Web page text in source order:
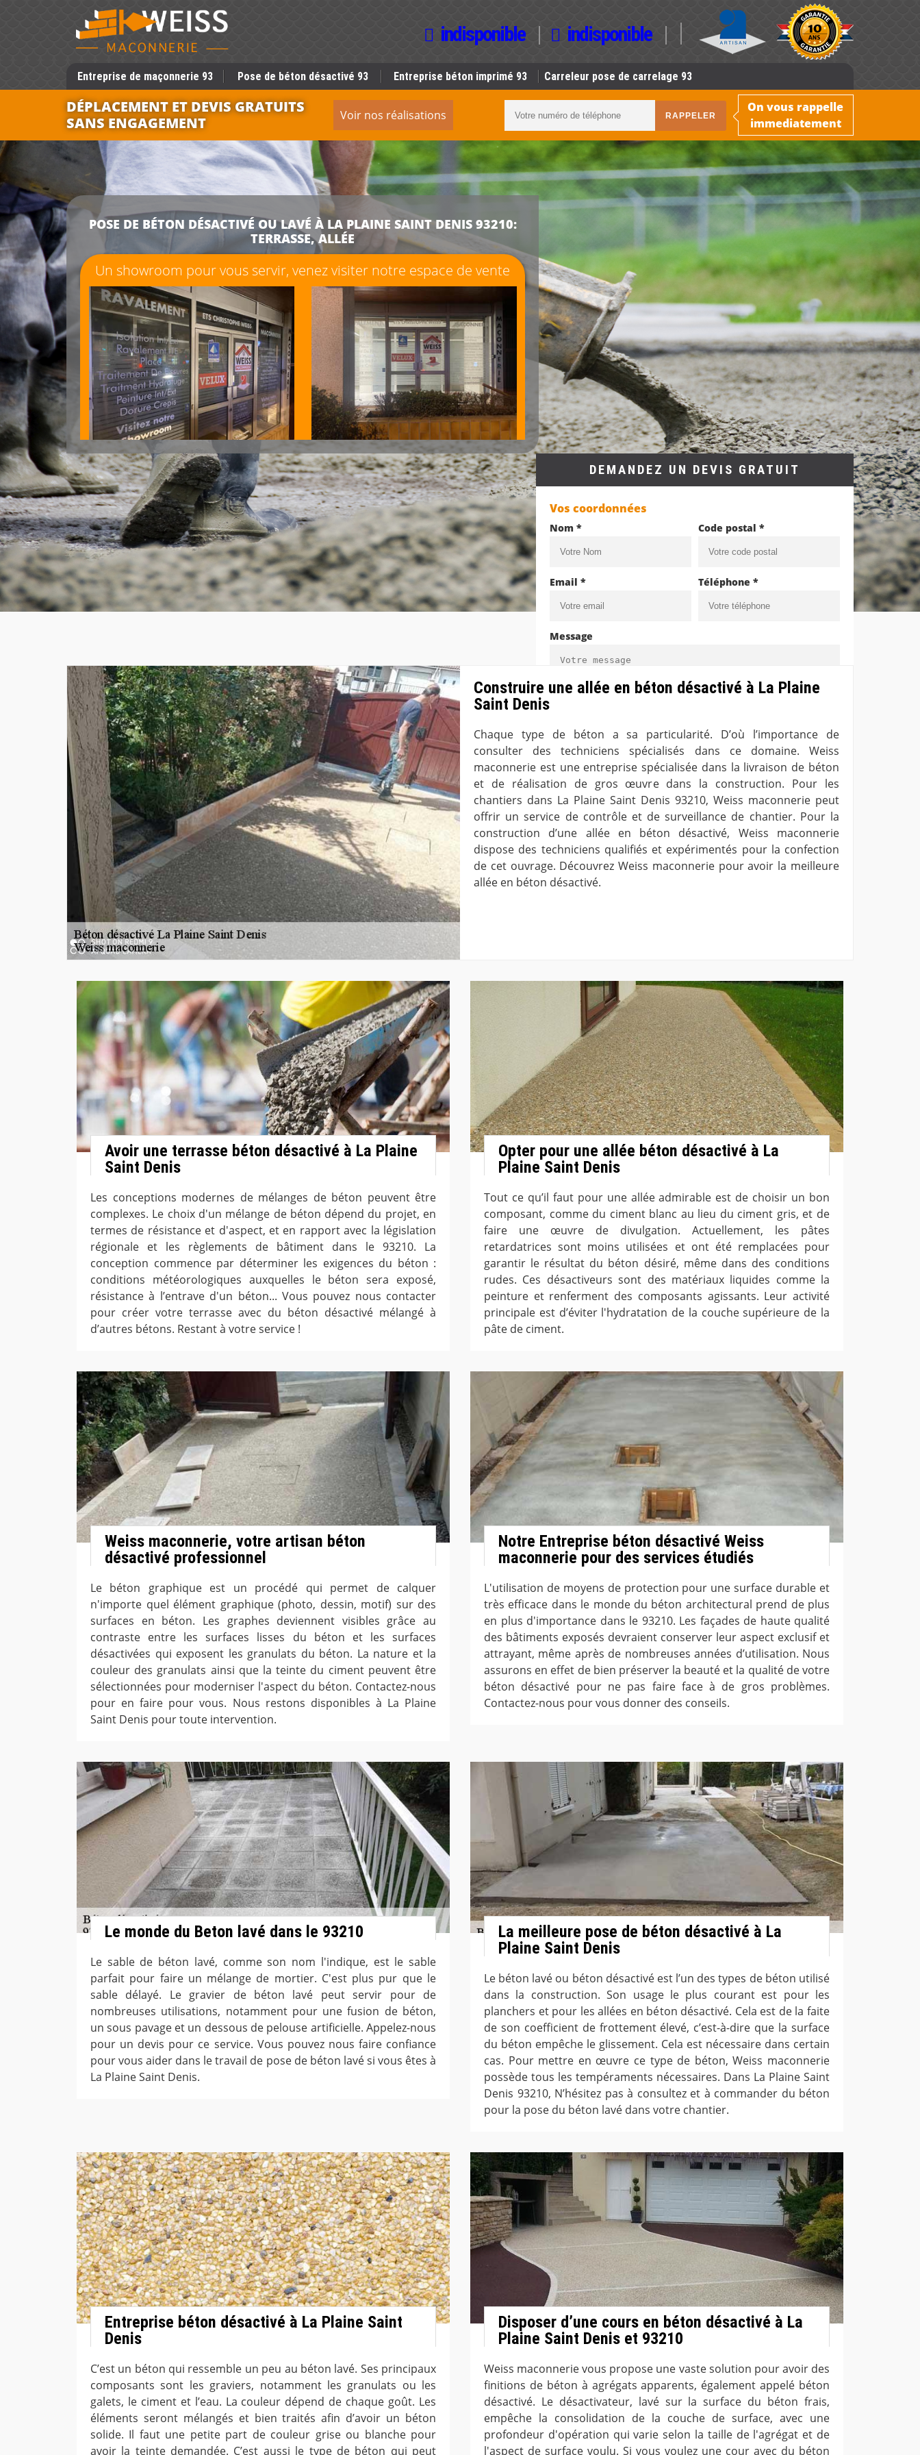
indisponible indisponible
Entreprise de maçonnerie 93 Pose de béton désactivé 93 Entreprise béton imprimé 93 Carreleur pose de carrelage 93
DÉPLACEMENT ET DEVIS GRATUITS
SANS ENGAGEMENT
Voir nos réalisations
On vous rappelle
immediatement
POSE DE BÉTON DÉSACTIVÉ OU LAVÉ À LA PLAINE SAINT DENIS 93210:
TERRASSE, ALLÉE
Un showroom pour vous servir, venez visiter notre espace de vente
DEMANDEZ UN DEVIS GRATUIT
Vos coordonnées
Nom * Code postal *
Email * Téléphone *
Message
(*) Champs obligatoire
Construire une allée en béton désactivé à La Plaine
Saint Denis
Chaque type de béton a sa particularité. D’où l’importance de
consulter des techniciens spécialisés dans ce domaine. Weiss
maconnerie est une entreprise spécialisée dans la livraison de béton
et de réalisation de gros œuvre dans la construction. Pour les
chantiers dans La Plaine Saint Denis 93210, Weiss maconnerie peut
offrir un service de contrôle et de surveillance de chantier. Pour la
construction d’une allée en béton désactivé, Weiss maconnerie
dispose des techniciens qualifiés et expérimentés pour la confection
de cet ouvrage. Découvrez Weiss maconnerie pour avoir la meilleure
allée en béton désactivé.
Avoir une terrasse béton désactivé à La Plaine
Saint Denis
Les conceptions modernes de mélanges de béton peuvent être
complexes. Le choix d'un mélange de béton dépend du projet, en
termes de résistance et d'aspect, et en rapport avec la législation
régionale et les règlements de bâtiment dans le 93210. La
conception commence par déterminer les exigences du béton :
conditions météorologiques auxquelles le béton sera exposé,
résistance à l’entrave d'un béton... Vous pouvez nous contacter
pour créer votre terrasse avec du béton désactivé mélangé à
d’autres bétons. Restant à votre service !
Opter pour une allée béton désactivé à La
Plaine Saint Denis
Tout ce qu’il faut pour une allée admirable est de choisir un bon
composant, comme du ciment blanc au lieu du ciment gris, et de
faire une œuvre de divulgation. Actuellement, les pâtes
retardatrices sont moins utilisées et ont été remplacées pour
garantir le résultat du béton désiré, même dans des conditions
rudes. Ces désactiveurs sont des matériaux liquides comme la
peinture et renferment des composants agissants. Leur activité
principale est d’éviter l'hydratation de la couche supérieure de la
pâte de ciment.
Weiss maconnerie, votre artisan béton
désactivé professionnel
Le béton graphique est un procédé qui permet de calquer
n'importe quel élément graphique (photo, dessin, motif) sur des
surfaces en béton. Les graphes deviennent visibles grâce au
contraste entre les surfaces lisses du béton et les surfaces
désactivées qui exposent les granulats du béton. La nature et la
couleur des granulats ainsi que la teinte du ciment peuvent être
sélectionnées pour moderniser l'aspect du béton. Contactez-nous
pour en faire pour vous. Nous restons disponibles à La Plaine
Saint Denis pour toute intervention.
Notre Entreprise béton désactivé Weiss
maconnerie pour des services étudiés
L'utilisation de moyens de protection pour une surface durable et
très efficace dans le monde du béton architectural prend de plus
en plus d'importance dans le 93210. Les façades de haute qualité
des bâtiments exposés devraient conserver leur aspect exclusif et
attrayant, même après de nombreuses années d’utilisation. Nous
assurons en effet de bien préserver la beauté et la qualité de votre
béton désactivé pour ne pas faire face à de gros problèmes.
Contactez-nous pour vous donner des conseils.
Le monde du Beton lavé dans le 93210
Le sable de béton lavé, comme son nom l'indique, est le sable
parfait pour faire un mélange de mortier. C'est plus pur que le
sable délayé. Le gravier de béton lavé peut servir pour de
nombreuses utilisations, notamment pour une fusion de béton,
un sous pavage et un dessous de pelouse artificielle. Appelez-nous
pour un devis pour ce service. Vous pouvez nous faire confiance
pour vous aider dans le travail de pose de béton lavé si vous êtes à
La Plaine Saint Denis.
La meilleure pose de béton désactivé à La
Plaine Saint Denis
Le béton lavé ou béton désactivé est l’un des types de béton utilisé
dans la construction. Son usage le plus courant est pour les
planchers et pour les allées en béton désactivé. Cela est de la faite
de son coefficient de frottement élevé, c’est-à-dire que la surface
du béton empêche le glissement. Cela est nécessaire dans certain
cas. Pour mettre en œuvre ce type de béton, Weiss maconnerie
possède tous les tempéraments nécessaires. Dans La Plaine Saint
Denis 93210, N’hésitez pas à consultez et à commander du béton
pour la pose du béton lavé dans votre chantier.
Entreprise béton désactivé à La Plaine Saint
Denis
C’est un béton qui ressemble un peu au béton lavé. Ses principaux
composants sont les graviers, notamment les granulats ou les
galets, le ciment et l’eau. La couleur dépend de chaque goût. Les
éléments seront mélangés et bien traités afin d’avoir un béton
solide. Il faut une petite part de couleur grise ou blanche pour
avoir la teinte demandée. C’est aussi le type de béton qui peut
Disposer d’une cours en béton désactivé à La
Plaine Saint Denis et 93210
Weiss maconnerie vous propose une vaste solution pour avoir des
finitions de béton à agrégats apparents, également appelé béton
désactivé. Le désactivateur, lavé sur la surface du béton frais,
empêche la consolidation de la couche de surface, avec une
profondeur d'opération qui varie selon la taille de l'agrégat et de
l'aspect de surface voulu. Si vous voulez une cour avec du béton